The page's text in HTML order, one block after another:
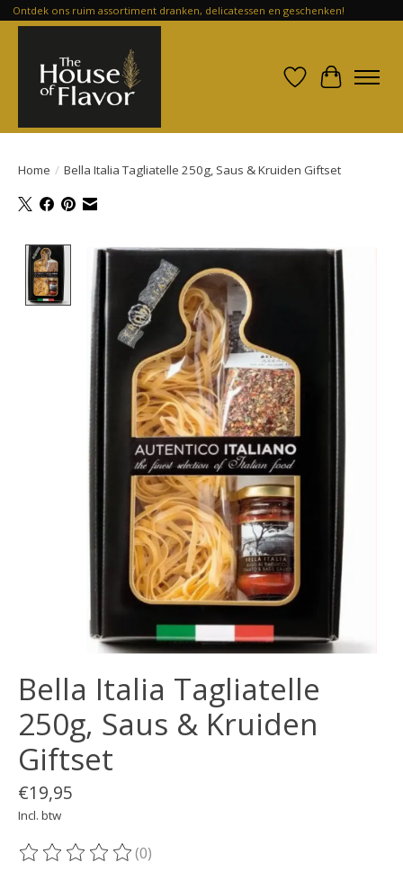
Ontdek ons ruim assortiment dranken, delicatessen en geschenken!
Verlanglijst
Home / Bella Italia Tagliatelle 250g, Saus & Kruiden Giftset
Product image slideshow Items
Bella Italia Tagliatelle
250g, Saus & Kruiden
Giftset
€19,95
Incl. btw
De beoordeling van dit product is
(0)